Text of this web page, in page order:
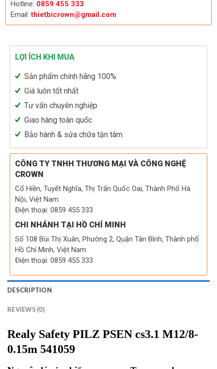
Hotline: 0859 455 333
Email:thietbicrown@gmail.com
LỢI ÍCH KHI MUA
Sản phẩm chính hãng 100%
Giá luôn tốt nhất
Tư vấn chuyên nghiệp
Giao hàng toàn quốc
Bảo hành & sửa chữa tận tâm
CÔNG TY TNHH THƯƠNG MẠI VÀ CÔNG NGHỆ
CROWN
Cổ Hiền, Tuyết Nghĩa, Thị Trấn Quốc Oai, Thành Phố Hà
Nội, Việt Nam
Điện thoại: 0859 455 333
CHI NHÁNH TẠI HỒ CHÍ MINH
Số 108 Bùi Thị Xuân, Phường 2, Quận Tân Bình, Thành phố
Hồ Chí Minh, Việt Nam
Điện thoại: 0859 455 333
DESCRIPTION
REVIEWS (0)
Realy Safety PILZ PSEN cs3.1 M12/8-
0.15m 541059